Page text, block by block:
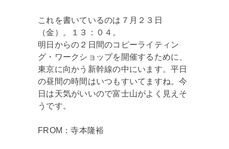
これを書いているのは７月２３日
（金）。１３：０４。
明日からの２日間のコピーライティン
グ・ワークショップを開催するために、
東京に向かう新幹線の中にいます。平日
の昼間の時間はいつもすいてますね。今
日は天気がいいので富士山がよく見えそ
うです。
FROM：寺本隆裕